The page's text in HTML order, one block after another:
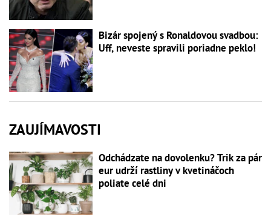
Bizár spojený s Ronaldovou svadbou:
Uff, neveste spravili poriadne peklo!
ZAUJÍMAVOSTI
Odchádzate na dovolenku? Trik za pár
eur udrží rastliny v kvetináčoch
poliate celé dni